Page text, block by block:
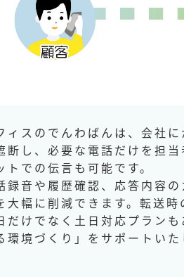
ィスのでんわばんは、会社
断し、必要な電話だけを担
トでの伝言も可能です。
録音や履歴確認、応答内容
大幅に削減できます。転送時
だけでなく土日対応プラン
環境づくり」をサポートいた